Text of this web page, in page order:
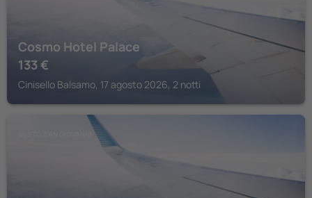
Cosmo Hotel Palace
133 €
Cinisello Balsamo, 17 agosto 2026, 2 notti